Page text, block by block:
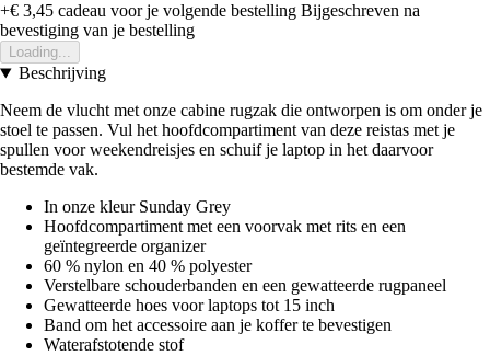
+€ 3,45 cadeau voor je volgende bestelling Bijgeschreven na
bevestiging van je bestelling
Loading...
Beschrijving
Neem de vlucht met onze cabine rugzak die ontworpen is om onder je
stoel te passen. Vul het hoofdcompartiment van deze reistas met je
spullen voor weekendreisjes en schuif je laptop in het daarvoor
bestemde vak.
In onze kleur Sunday Grey
Hoofdcompartiment met een voorvak met rits en een
geïntegreerde organizer
60 % nylon en 40 % polyester
Verstelbare schouderbanden en een gewatteerde rugpaneel
Gewatteerde hoes voor laptops tot 15 inch
Band om het accessoire aan je koffer te bevestigen
Waterafstotende stof